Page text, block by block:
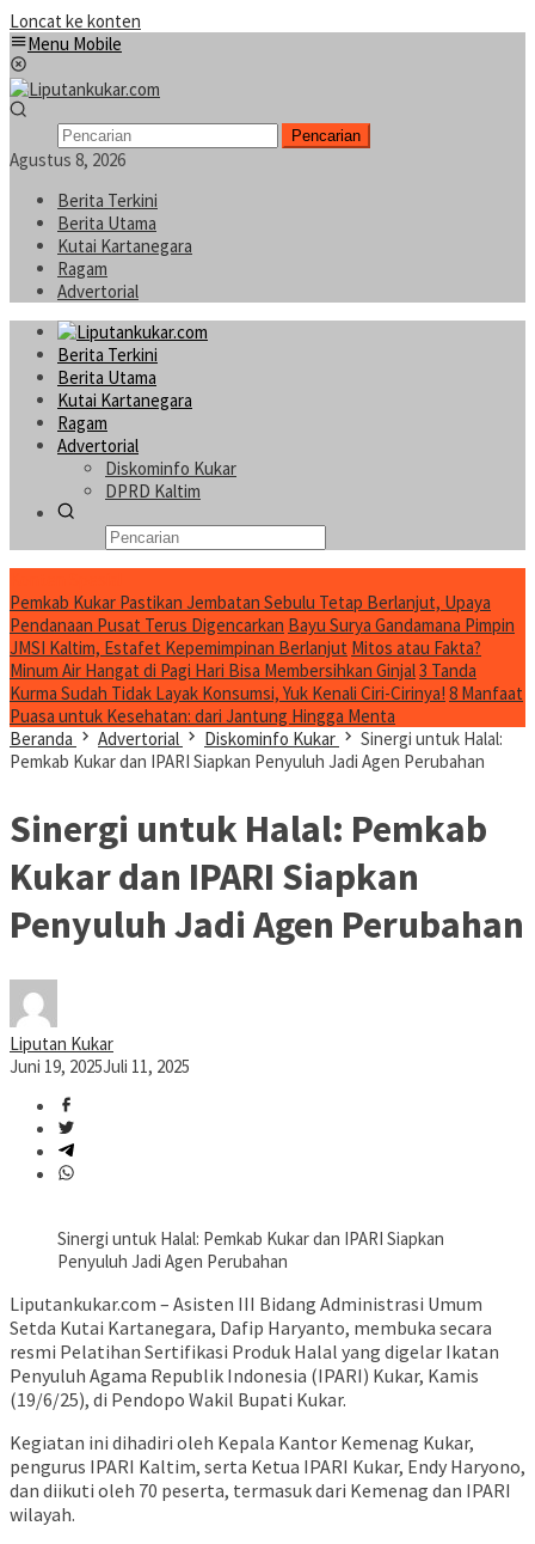
Loncat ke konten
Menu Mobile
Pencarian
Agustus 8, 2026
Berita Terkini
Berita Utama
Kutai Kartanegara
Ragam
Advertorial
Berita Terkini
Berita Utama
Kutai Kartanegara
Ragam
Advertorial
Diskominfo Kukar
DPRD Kaltim
Pemkab Kukar Pastikan Jembatan Sebulu Tetap Berlanjut, Upaya
Pendanaan Pusat Terus Digencarkan Bayu Surya Gandamana Pimpin
JMSI Kaltim, Estafet Kepemimpinan Berlanjut Mitos atau Fakta?
Minum Air Hangat di Pagi Hari Bisa Membersihkan Ginjal3 Tanda
Kurma Sudah Tidak Layak Konsumsi, Yuk Kenali Ciri-Cirinya! 8 Manfaat
Puasa untuk Kesehatan: dari Jantung Hingga Menta
Beranda
Advertorial Diskominfo Kukar
Sinergi untuk Halal:
Pemkab Kukar dan IPARI Siapkan Penyuluh Jadi Agen Perubahan
Sinergi untuk Halal: Pemkab
Kukar dan IPARI Siapkan
Penyuluh Jadi Agen Perubahan
Liputan Kukar
Juni 19, 2025Juli 11, 2025
Sinergi untuk Halal: Pemkab Kukar dan IPARI Siapkan
Penyuluh Jadi Agen Perubahan
Liputankukar.com – Asisten III Bidang Administrasi Umum
Setda Kutai Kartanegara, Dafip Haryanto, membuka secara
resmi Pelatihan Sertifikasi Produk Halal yang digelar Ikatan
Penyuluh Agama Republik Indonesia (IPARI) Kukar, Kamis
(19/6/25), di Pendopo Wakil Bupati Kukar.
Kegiatan ini dihadiri oleh Kepala Kantor Kemenag Kukar,
pengurus IPARI Kaltim, serta Ketua IPARI Kukar, Endy Haryono,
dan diikuti oleh 70 peserta, termasuk dari Kemenag dan IPARI
wilayah.